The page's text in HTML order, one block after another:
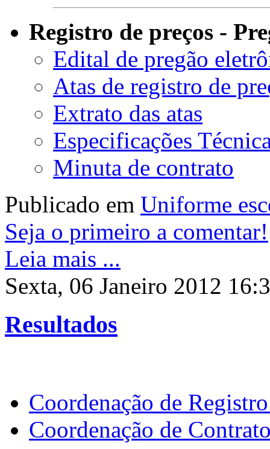
Registro de preços -
Edital de pregão
Atas de registro de
Extrato das atas
Especificações
Minuta de contrato
Publicado em Uniforme
Seja o primeiro a comentar!
Leia mais ...
Sexta, 06 Janeiro 2012
Resultados
Coordenação de
Coordenação de